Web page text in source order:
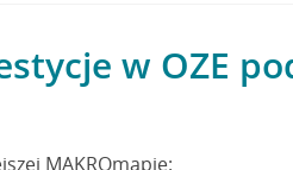
w OZE
MAKROmapie: